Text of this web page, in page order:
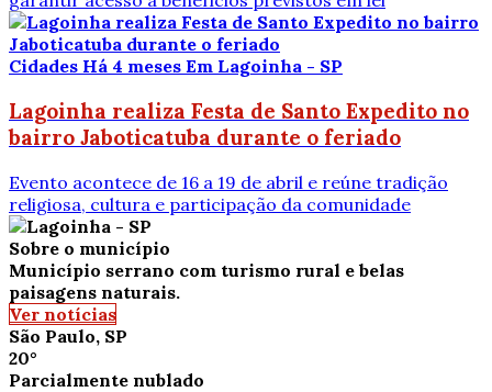
Cidades Há 4 meses Em Lagoinha - SP
Lagoinha realiza Festa de Santo Expedito no
bairro Jaboticatuba durante o feriado
Evento acontece de 16 a 19 de abril e reúne tradição
religiosa, cultura e participação da comunidade
Sobre o município
Município serrano com turismo rural e belas
paisagens naturais.
Ver notícias
São Paulo, SP
20°
Parcialmente nublado